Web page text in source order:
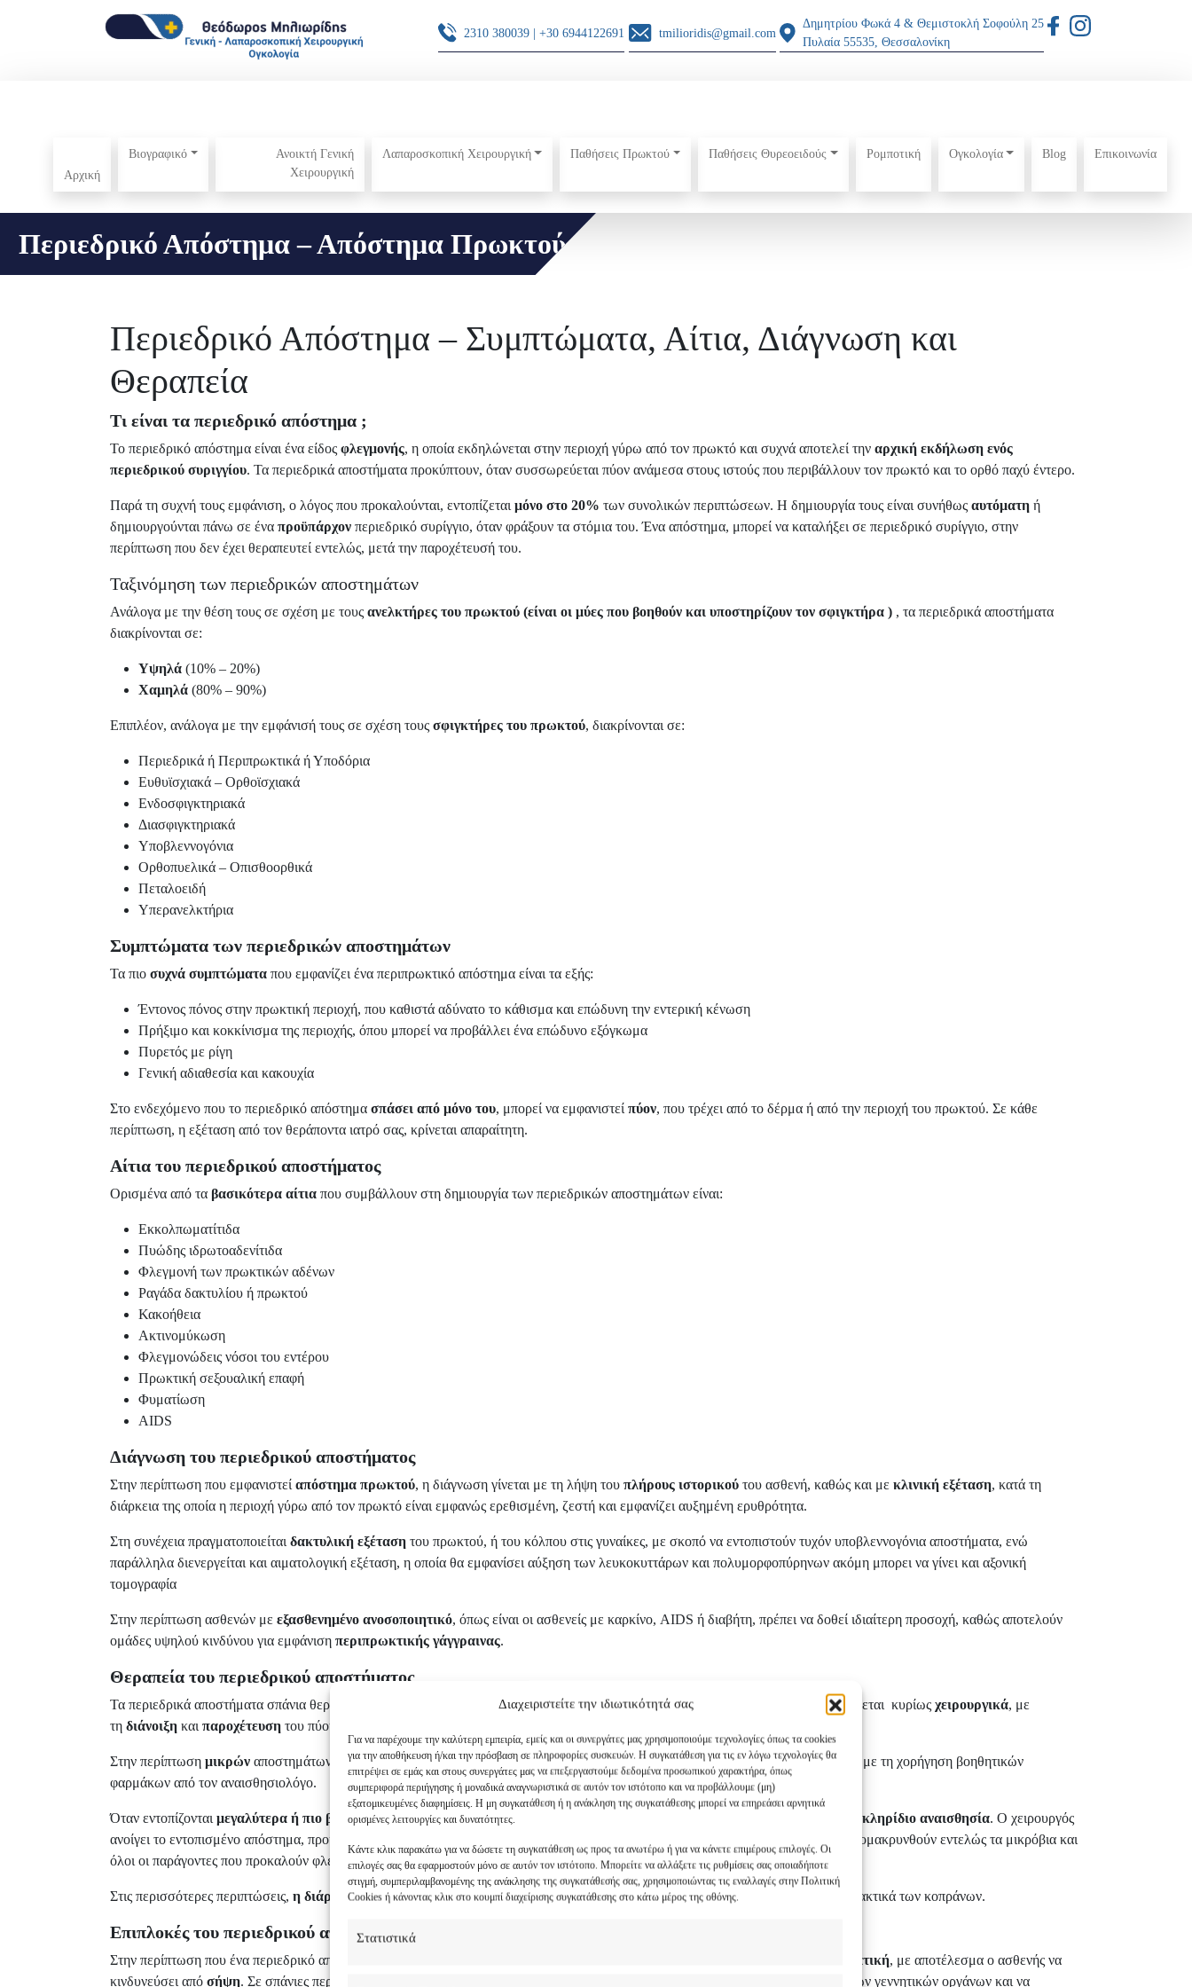
Διαχειριστείτε την ιδιωτικότητά σας
Για να παρέχουμε την καλύτερη εμπειρία, εμείς και οι συνεργάτες μας χρησιμοποιούμε τεχνολογίες όπως τα cookies
για την αποθήκευση ή/και την πρόσβαση σε πληροφορίες συσκευών. Η συγκατάθεση για τις εν λόγω τεχνολογίες θα
επιτρέψει σε εμάς και στους συνεργάτες μας να επεξεργαστούμε δεδομένα προσωπικού χαρακτήρα, όπως
συμπεριφορά περιήγησης ή μοναδικά αναγνωριστικά σε αυτόν τον ιστότοπο και να προβάλλουμε (μη)
εξατομικευμένες διαφημίσεις. Η μη συγκατάθεση ή η ανάκληση της συγκατάθεσης μπορεί να επηρεάσει αρνητικά
ορισμένες λειτουργίες και δυνατότητες.
Κάντε κλικ παρακάτω για να δώσετε τη συγκατάθεση ως προς τα ανωτέρω ή για να κάνετε επιμέρους επιλογές. Οι
επιλογές σας θα εφαρμοστούν μόνο σε αυτόν τον ιστότοπο. Μπορείτε να αλλάξετε τις ρυθμίσεις σας οποιαδήποτε
στιγμή, συμπεριλαμβανομένης της ανάκλησης της συγκατάθεσής σας, χρησιμοποιώντας τις εναλλαγές στην Πολιτική
Cookies ή κάνοντας κλικ στο κουμπί διαχείρισης συγκατάθεσης στο κάτω μέρος της οθόνης.
Στατιστικά
2310 380039 |+30 6944122691 tmilioridis@gmail.com
Δημητρίου Φωκά 4 & Θεμιστοκλή Σοφούλη 25
Πυλαία 55535, Θεσσαλονίκη
Αρχική
Βιογραφικό
Ανοικτή Γενική
Χειρουργική
Λαπαροσκοπική Χειρουργική Παθήσεις Πρωκτού Παθήσεις Θυρεοειδούς Ρομποτική Ογκολογία Blog Επικοινωνία
Περιεδρικό Απόστημα – Απόστημα Πρωκτού
Περιεδρικό Απόστημα – Συμπτώματα, Αίτια, Διάγνωση και
Θεραπεία
Τι είναι τα περιεδρικό απόστημα ;
Το περιεδρικό απόστημα είναι ένα είδος φλεγμονής, η οποία εκδηλώνεται στην περιοχή γύρω από τον πρωκτό και συχνά αποτελεί την αρχική εκδήλωση ενός
περιεδρικού συριγγίου. Τα περιεδρικά αποστήματα προκύπτουν, όταν συσσωρεύεται πύον ανάμεσα στους ιστούς που περιβάλλουν τον πρωκτό και το ορθό παχύ έντερο.
Παρά τη συχνή τους εμφάνιση, ο λόγος που προκαλούνται, εντοπίζεται μόνο στο 20% των συνολικών περιπτώσεων. Η δημιουργία τους είναι συνήθως αυτόματη ή
δημιουργούνται πάνω σε ένα προϋπάρχον περιεδρικό συρίγγιο, όταν φράξουν τα στόμια του. Ένα απόστημα, μπορεί να καταλήξει σε περιεδρικό συρίγγιο, στην
περίπτωση που δεν έχει θεραπευτεί εντελώς, μετά την παροχέτευσή του.
Ταξινόμηση των περιεδρικών αποστημάτων
Ανάλογα με την θέση τους σε σχέση με τους ανελκτήρες του πρωκτού (είναι οι μύες που βοηθούν και υποστηρίζουν τον σφιγκτήρα ) , τα περιεδρικά αποστήματα
διακρίνονται σε:
Υψηλά (10% – 20%)
Χαμηλά (80% – 90%)
Επιπλέον, ανάλογα με την εμφάνισή τους σε σχέση τους σφιγκτήρες του πρωκτού, διακρίνονται σε:
Περιεδρικά ή Περιπρωκτικά ή Υποδόρια
Ευθυϊσχιακά – Ορθοϊσχιακά
Ενδοσφιγκτηριακά
Διασφιγκτηριακά
Υποβλεννογόνια
Ορθοπυελικά – Οπισθοορθικά
Πεταλοειδή
Υπερανελκτήρια
Συμπτώματα των περιεδρικών αποστημάτων
Τα πιο συχνά συμπτώματα που εμφανίζει ένα περιπρωκτικό απόστημα είναι τα εξής:
Έντονος πόνος στην πρωκτική περιοχή, που καθιστά αδύνατο το κάθισμα και επώδυνη την εντερική κένωση
Πρήξιμο και κοκκίνισμα της περιοχής, όπου μπορεί να προβάλλει ένα επώδυνο εξόγκωμα
Πυρετός με ρίγη
Γενική αδιαθεσία και κακουχία
Στο ενδεχόμενο που το περιεδρικό απόστημα σπάσει από μόνο του, μπορεί να εμφανιστεί πύον, που τρέχει από το δέρμα ή από την περιοχή του πρωκτού. Σε κάθε
περίπτωση, η εξέταση από τον θεράποντα ιατρό σας, κρίνεται απαραίτητη.
Αίτια του περιεδρικού αποστήματος
Ορισμένα από τα βασικότερα αίτια που συμβάλλουν στη δημιουργία των περιεδρικών αποστημάτων είναι:
Εκκολπωματίτιδα
Πυώδης ιδρωτοαδενίτιδα
Φλεγμονή των πρωκτικών αδένων
Ραγάδα δακτυλίου ή πρωκτού
Κακοήθεια
Ακτινομύκωση
Φλεγμονώδεις νόσοι του εντέρου
Πρωκτική σεξουαλική επαφή
Φυματίωση
AIDS
Διάγνωση του περιεδρικού αποστήματος
Στην περίπτωση που εμφανιστεί απόστημα πρωκτού, η διάγνωση γίνεται με τη λήψη του πλήρους ιστορικού του ασθενή, καθώς και με κλινική εξέταση, κατά τη
διάρκεια της οποία η περιοχή γύρω από τον πρωκτό είναι εμφανώς ερεθισμένη, ζεστή και εμφανίζει αυξημένη ερυθρότητα.
Στη συνέχεια πραγματοποιείται δακτυλική εξέταση του πρωκτού, ή του κόλπου στις γυναίκες, με σκοπό να εντοπιστούν τυχόν υποβλεννογόνια αποστήματα, ενώ
παράλληλα διενεργείται και αιματολογική εξέταση, η οποία θα εμφανίσει αύξηση των λευκοκυττάρων και πολυμορφοπύρηνων ακόμη μπορει να γίνει και αξονική
τομογραφία
Στην περίπτωση ασθενών με εξασθενημένο ανοσοποιητικό, όπως είναι οι ασθενείς με καρκίνο, AIDS ή διαβήτη, πρέπει να δοθεί ιδιαίτερη προσοχή, καθώς αποτελούν
ομάδες υψηλού κινδύνου για εμφάνιση περιπρωκτικής γάγγραινας.
Θεραπεία του περιεδρικού αποστήματος
Τα περιεδρικά αποστήματα σπάνια θεραπεύονται από μόνα τους ή με την απλή χορήγηση αντιβιοτικών. Η θεραπεία τους αντιμετωπίζεται κυρίως χειρουργικά, με
τη διάνοιξη και παροχέτευση του πύου, καθώς και με
Στην περίπτωση μικρών αποστημάτων, η παραπάνω διαδικασία μπορεί να πραγματοποιηθεί μετοπική αναισθησία, σε συνδυασμό με τη χορήγηση βοηθητικών
φαρμάκων από τον αναισθησιολόγο.
Όταν εντοπίζονται μεγαλύτερα ή πιο βαθιά αποστήματα, τότε αυτά ανοίγονται και καθαρίζονται στο χειρουργείο, με γενική ή επισκληρίδιο αναισθησία. Ο χειρουργός
ανοίγει το εντοπισμένο απόστημα, προκειμένου να αδειάσει το πύον και στη συνέχεια ξεπλένει σχολαστικά την κοιλότητα, για να απομακρυνθούν εντελώς τα μικρόβια και
όλοι οι παράγοντες που προκαλούν φλεγμονή.
Στις περισσότερες περιπτώσεις, η διάρκεια της νοσηλείας είναι 1 ημέρα, ενώ στον ασθενή χορηγούνται υγρά, αντιβιοτικά και μαλακτικά των κοπράνων.
Επιπλοκέςτου περιεδρικού αποστήματος
Στην περίπτωση που ένα περιεδρικό απόστημα δεν αντιμετωπισθεί συστηματική, με αποτέλεσμα ο ασθενής να
κινδυνεύσει από σήψη. Σε σπάνιες περιπτώσεις, η λοίμωξη ενδέχεται να επεκταθεί και στους γειτονικούς ιστούς του περινέου και των γεννητικών οργάνων και να